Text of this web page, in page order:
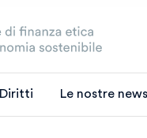
Diritti Le nostre